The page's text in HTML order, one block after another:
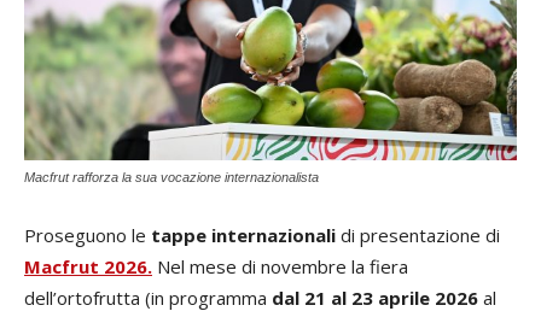
Macfrut rafforza la sua vocazione internazionalista
Proseguono le tappe internazionali di presentazione di
Macfrut 2026. Nel mese di novembre la fiera
dell’ortofrutta (in programma dal 21 al 23 aprile 2026 al